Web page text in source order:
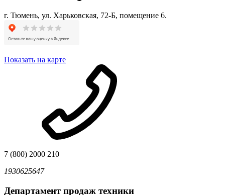
г. Тюмень, ул. Харьковская, 72-Б, помещение 6.
Показать на карте
7 (800) 2000 210
1930625647
Департамент продаж техники